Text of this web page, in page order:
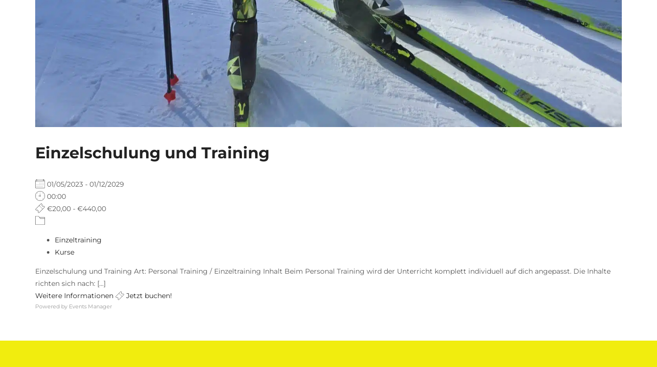
Einzelschulung und Training
01/05/2023 - 01/12/2029
00:00
€20,00 - €440,00
Einzeltraining
Kurse
Einzelschulung und Training Art: Personal Training / Einzeltraining Inhalt Beim Personal Training wird der Unterricht komplett individuell auf dich angepasst. Die Inhalte
richten sich nach: [...]
Weitere Informationen
Jetzt buchen!
Powered by Events Manager